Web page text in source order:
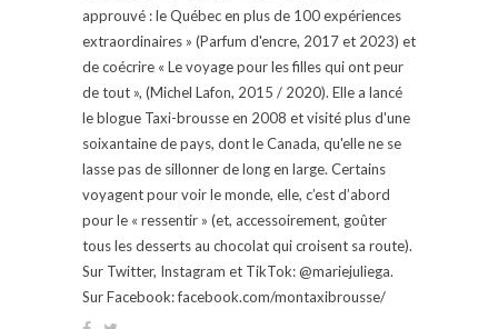
approuvé : le Québec en plus de 100 expériences
extraordinaires » (Parfum d'encre, 2017 et 2023) et
de coécrire « Le voyage pour les filles qui ont peur
de tout », (Michel Lafon, 2015 / 2020). Elle a lancé
le blogue Taxi-brousse en 2008 et visité plus d'une
soixantaine de pays, dont le Canada, qu'elle ne se
lasse pas de sillonner de long en large. Certains
voyagent pour voir le monde, elle, c’est d’abord
pour le « ressentir » (et, accessoirement, goûter
tous les desserts au chocolat qui croisent sa route).
Sur Twitter, Instagram et TikTok: @mariejuliega.
Sur Facebook: facebook.com/montaxibrousse/